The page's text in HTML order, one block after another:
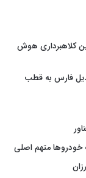
کلاهبرداری هوش
فارس به قطب
خودروها متهم اصلی